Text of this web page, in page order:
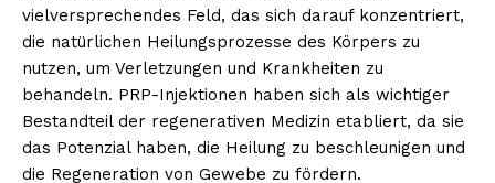
vielversprechendes Feld, das sich darauf konzentriert,
die natürlichen Heilungsprozesse des Körpers zu
nutzen, um Verletzungen und Krankheiten zu
behandeln. PRP-Injektionen haben sich als wichtiger
Bestandteil der regenerativen Medizin etabliert, da sie
das Potenzial haben, die Heilung zu beschleunigen und
die Regeneration von Gewebe zu fördern.